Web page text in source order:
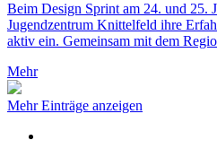
Beim Design Sprint am 24. und 25.
Jugendzentrum Knittelfeld ihre
aktiv ein. Gemeinsam mit dem
Mehr
Mehr Einträge anzeigen